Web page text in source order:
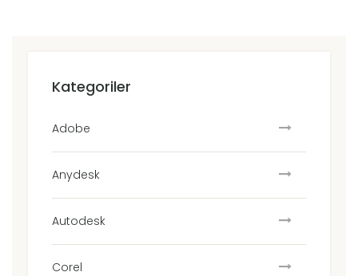
Kategoriler
Adobe
Anydesk
Autodesk
Corel